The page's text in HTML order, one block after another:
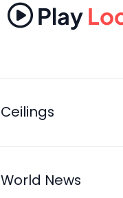
Play
Ceilings
World News